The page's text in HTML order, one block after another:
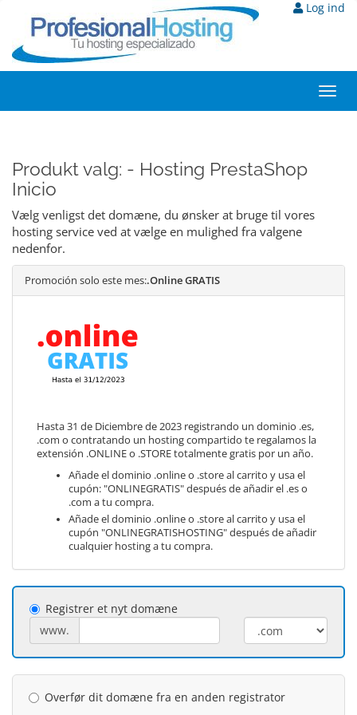
Log ind
Produkt valg: - Hosting PrestaShop
Inicio
Vælg venligst det domæne, du ønsker at bruge til vores
hosting service ved at vælge en mulighed fra valgene
nedenfor.
Promoción solo este mes:.Online GRATIS
Hasta 31 de Diciembre de 2023 registrando un dominio .es,
.com o contratando un hosting compartido te regalamos la
extensión .ONLINE o .STORE totalmente gratis por un año.
Añade el dominio .online o .store al carrito y usa el
cupón: "ONLINEGRATIS" después de añadir el .es o
.com a tu compra.
Añade el dominio .online o .store al carrito y usa el
cupón "ONLINEGRATISHOSTING" después de añadir
cualquier hosting a tu compra.
Registrer et nyt domæne
www.
Overfør dit domæne fra en anden registrator